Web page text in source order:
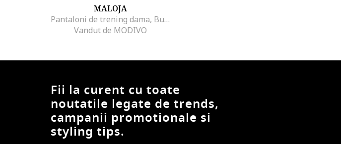
MALOJA
Pantaloni de trening dama, Bumbac, Bleumarin
Vandut de MODIVO
Fii la curent cu toate
noutatile legate de trends,
campanii promotionale si
styling tips.